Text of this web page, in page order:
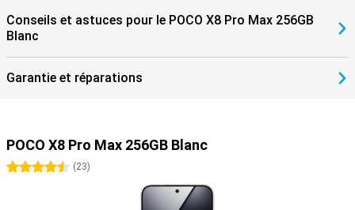
Conseils et astuces pour le POCO X8 Pro Max 256GB
Blanc
Garantie et réparations
POCO X8 Pro Max 256GB Blanc
4.5 étoiles
(23)